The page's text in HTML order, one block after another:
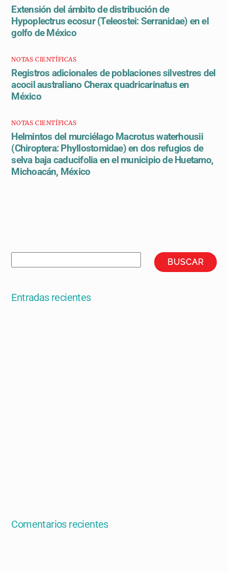
Extensión del ámbito de distribución de
Hypoplectrus ecosur (Teleostei: Serranidae) en el
golfo de México
NOTAS CIENTÍFICAS
Registros adicionales de poblaciones silvestres del
acocil australiano Cherax quadricarinatus en
México
NOTAS CIENTÍFICAS
Helmintos del murciélago Macrotus waterhousii
(Chiroptera: Phyllostomidae) en dos refugios de
selva baja caducifolia en el municipio de Huetamo,
Michoacán, México
BUSCAR
Entradas recientes
Comentarios recientes